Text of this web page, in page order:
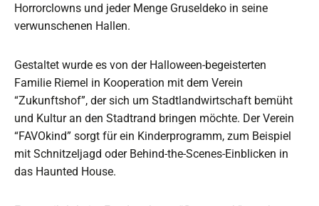
Horrorclowns und jeder Menge Gruseldeko in seine
verwunschenen Hallen.
Gestaltet wurde es von der Halloween-begeisterten
Familie Riemel in Kooperation mit dem Verein
“Zukunftshof”, der sich um Stadtlandwirtschaft bemüht
und Kultur an den Stadtrand bringen möchte. Der Verein
“FAVOkind” sorgt für ein Kinderprogramm, zum Beispiel
mit Schnitzeljagd oder Behind-the-Scenes-Einblicken in
das Haunted House.